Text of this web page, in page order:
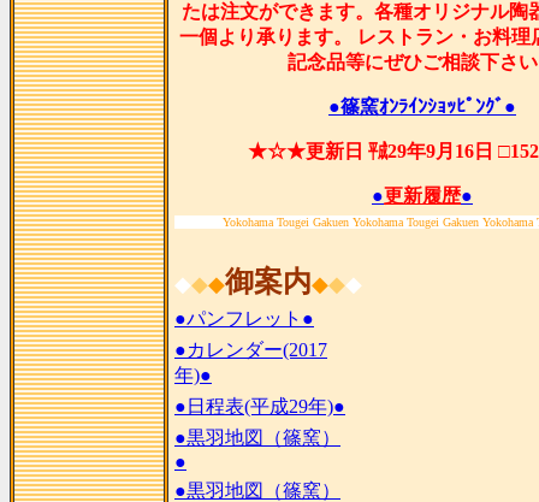
たは注文ができます。各種オリジナル陶
一個より承ります。 レストラン・お料理
記念品等にぜひご相談下さ
●篠窯ｵﾝﾗｲﾝｼｮｯﾋﾟﾝｸﾞ●
★☆★更新日 ㍻29年9月16日
●更新履歴●
Yokohama Tougei Gakuen Yokohama Tougei Gakuen
◆◆◆御案内◆◆◆
●パンフレット●
●カレンダー(2017
年)●
●日程表(平成29年)●
●黒羽地図（篠窯）
●
●黒羽地図（篠窯）